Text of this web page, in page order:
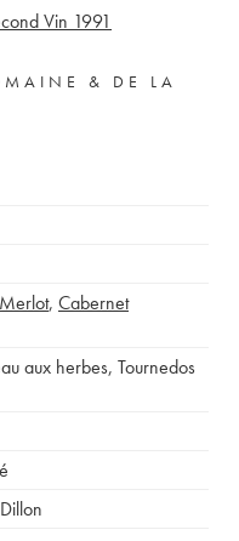
Vin 1991
& DE LA
Merlot, Cabernet
aux herbes, Tournedos